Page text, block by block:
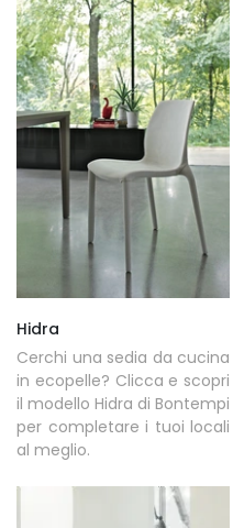
Hidra
Cerchi una sedia da cucina
in ecopelle? Clicca e scopri
il modello Hidra di Bontempi
per completare i tuoi locali
al meglio.